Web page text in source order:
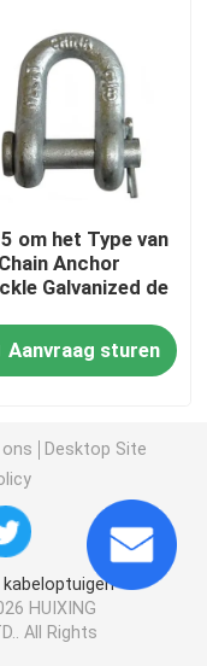
om het Type van
Anchor
Galvanized de
Aanvraag sturen
Desktop Site
kabeloptuigen
HUIXING
All Rights